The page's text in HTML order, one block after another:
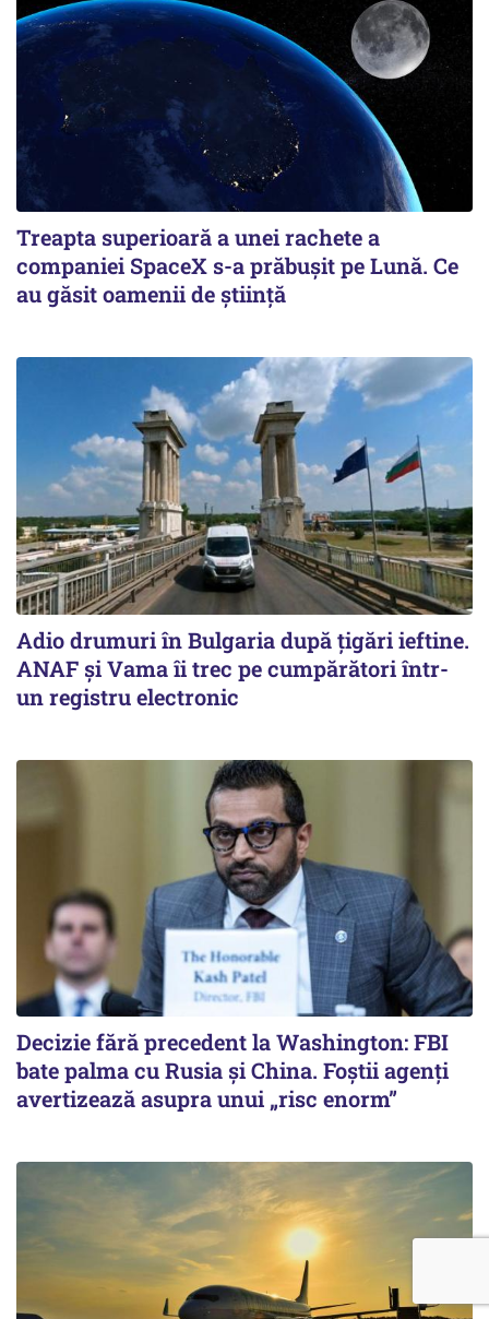
Treapta superioară a unei rachete a
companiei SpaceX s-a prăbușit pe Lună. Ce
au găsit oamenii de știință
Adio drumuri în Bulgaria după țigări ieftine.
ANAF și Vama îi trec pe cumpărători într-
un registru electronic
Decizie fără precedent la Washington: FBI
bate palma cu Rusia și China. Foștii agenți
avertizează asupra unui „risc enorm”